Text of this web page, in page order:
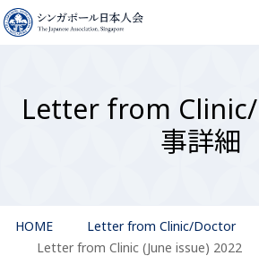
Letter from
事詳細
HOME Letter from Clinic/Doctor
Letter from Clinic (June issue) 2022